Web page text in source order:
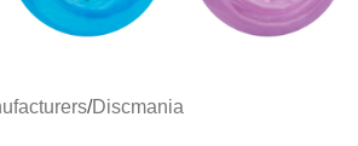
/Discmania